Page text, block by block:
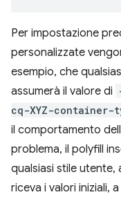
Per impostazione
personalizzate
esempio, che
assumerà il valore di
cq-XYZ-container-
il comportamento
problema, il polyfill
qualsiasi stile utente,
riceva i valori iniziali,